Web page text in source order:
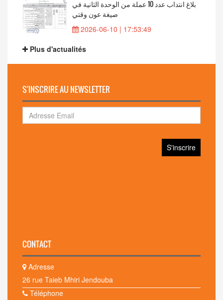
بلاغ انتداب عدد 10 عملة من الوحدة الثانية في
صيغة عون وقتي
2026-06-10 | 17:53:49
Plus d'actualités
S'INSCRIRE AU NEWSLETTER
CONTACT
Adresse
26 rue Taieb Mhiri Jendouba
Téléphone